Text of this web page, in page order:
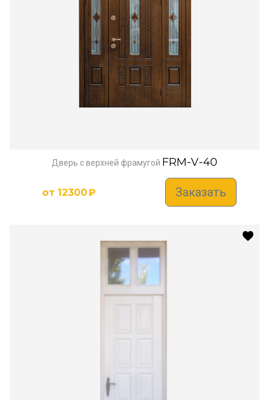
Дверь с верхней фрамугой FRM-V-40
от 12300₽ Заказать